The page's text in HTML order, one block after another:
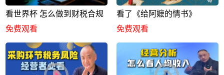
看世界杯 怎么做到财税合规
免费观看
看了《给阿嬷的情书》
免费观看